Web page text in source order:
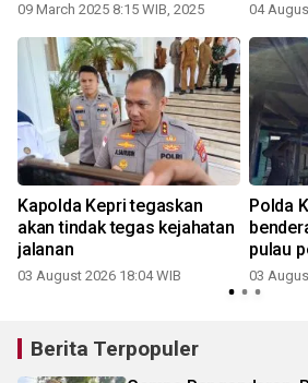
09 March 2025 8:15 WIB, 2025 04
Kapolda Kepri tegaskan
akan tindak tegas kejahatan
jalanan
03 August 2026 18:04 WIB
Polda
pulau
03
Berita Terpopuler